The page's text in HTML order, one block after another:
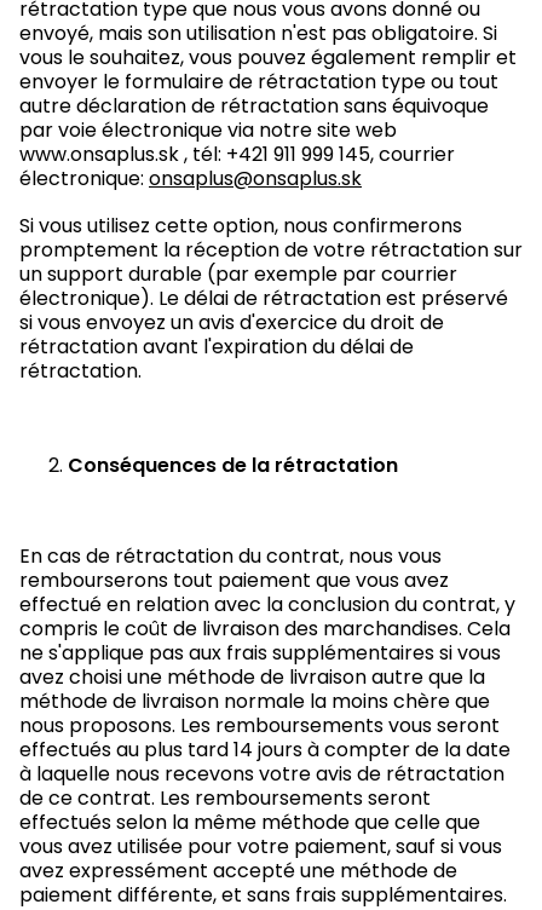
rétractation type que nous vous avons donné ou
envoyé, mais son utilisation n'est pas obligatoire. Si
vous le souhaitez, vous pouvez également remplir et
envoyer le formulaire de rétractation type ou tout
autre déclaration de rétractation sans équivoque
par voie électronique via notre site web
www.onsaplus.sk , tél: +421 911 999 145, courrier
électronique: onsaplus@onsaplus.sk
Si vous utilisez cette option, nous confirmerons
promptement la réception de votre rétractation sur
un support durable (par exemple par courrier
électronique). Le délai de rétractation est préservé
si vous envoyez un avis d'exercice du droit de
rétractation avant l'expiration du délai de
rétractation.
Conséquences de la rétractation
En cas de rétractation du contrat, nous vous
rembourserons tout paiement que vous avez
effectué en relation avec la conclusion du contrat, y
compris le coût de livraison des marchandises. Cela
ne s'applique pas aux frais supplémentaires si vous
avez choisi une méthode de livraison autre que la
méthode de livraison normale la moins chère que
nous proposons. Les remboursements vous seront
effectués au plus tard 14 jours à compter de la date
à laquelle nous recevons votre avis de rétractation
de ce contrat. Les remboursements seront
effectués selon la même méthode que celle que
vous avez utilisée pour votre paiement, sauf si vous
avez expressément accepté une méthode de
paiement différente, et sans frais supplémentaires.